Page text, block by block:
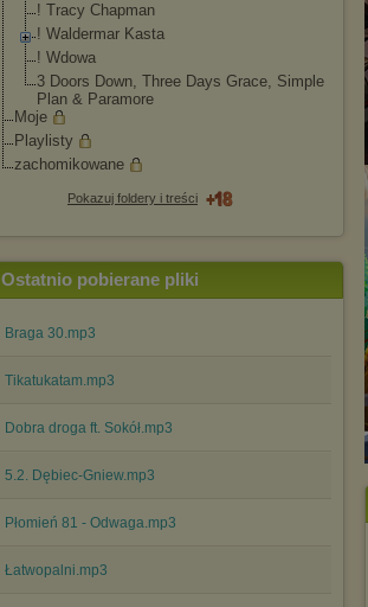
! Tracy Chapman
! Waldermar Kasta
! Wdowa
3 Doors Down, Three Days Grace, Simple
Plan & Paramore
Moje
Playlisty
zachomikowane
Pokazuj foldery i treści
Ostatnio pobierane pliki
Braga 30.mp3
Tikatukatam.mp3
Dobra droga ft. Sokół.mp3
5.2. Dębiec-Gniew.mp3
Płomień 81 - Odwaga.mp3
Łatwopalni.mp3